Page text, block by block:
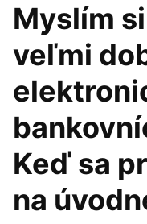
Myslím
veľmi
Keď sa
na